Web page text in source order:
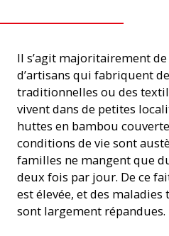
Il s’agit majoritairement
d’artisans qui fabriquent
traditionnelles ou des
vivent dans de petites
huttes en bambou
conditions de vie sont
familles ne mangent que
deux fois par jour. De ce
est élevée, et des
sont largement répandues.